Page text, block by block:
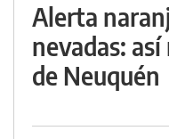
Alerta
nevadas:
de Neuquén